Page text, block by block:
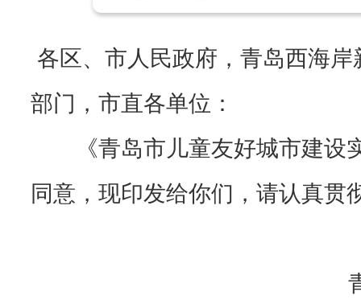
各区、市人民政府，青岛西海
部门，市直各单位：
《青岛市儿童友好城市建
同意，现印发给你们，请认真贯